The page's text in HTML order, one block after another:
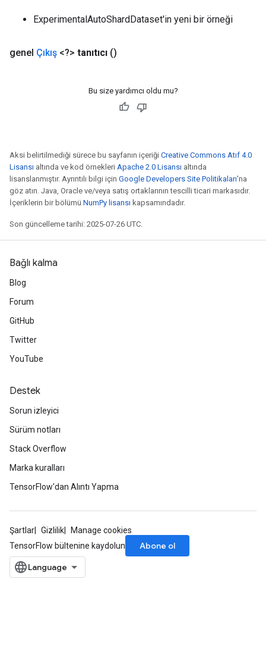
ExperimentalAutoShardDataset'in yeni bir örneği
genel Çıkış <?> tanıtıcı ()
Bu size yardımcı oldu mu?
Aksi belirtilmediği sürece bu sayfanın içeriği Creative Commons Atıf 4.0
Lisansı altında ve kod örnekleri Apache 2.0 Lisansı altında
lisanslanmıştır. Ayrıntılı bilgi için Google Developers Site Politikaları'na
göz atın. Java, Oracle ve/veya satış ortaklarının tescilli ticari markasıdır.
İçeriklerin bir bölümü NumPy lisansı kapsamındadır.
Son güncelleme tarihi: 2025-07-26 UTC.
Bağlı kalma
Blog
Forum
GitHub
Twitter
YouTube
Destek
Sorun izleyici
Sürüm notları
Stack Overflow
Marka kuralları
TensorFlow'dan Alıntı Yapma
Şartlar Gizlilik
Manage cookies
TensorFlow bültenine kaydolun
Abone ol